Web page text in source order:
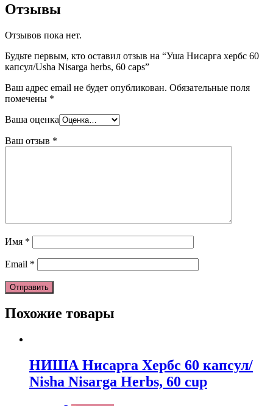
Отзывы
Отзывов пока нет.
Будьте первым, кто оставил отзыв на “Уша Нисарга хербс 60
капсул/Usha Nisarga herbs, 60 caps”
Ваш адрес email не будет опубликован. Обязательные поля
помечены *
Ваша оценка
Ваш отзыв *
Имя *
Email *
Похожие товары
НИША Нисарга Хербс 60 капсул/
Nisha Nisarga Herbs, 60 cup